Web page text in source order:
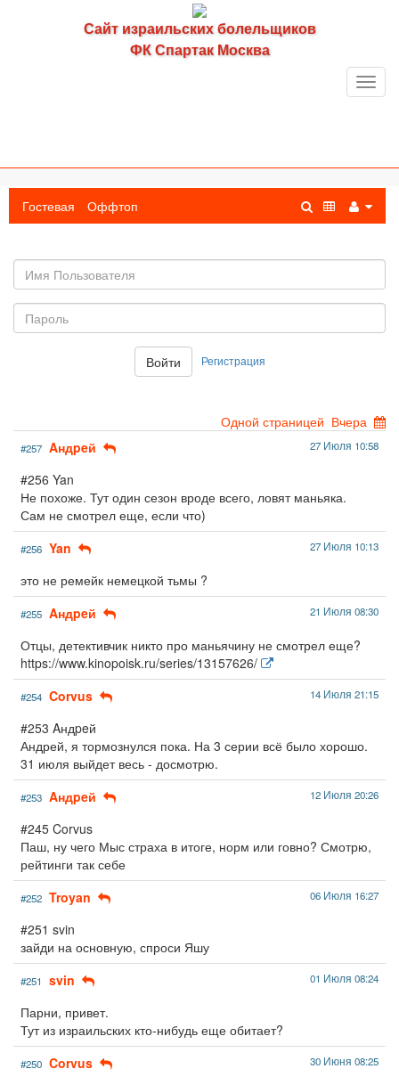
Сайт израильских болельщиков
ФК Спартак Москва
Гостевая Оффтоп
пользователя
Войти Регистрация
Одной страницей Вчера
#257 Aндpeй 27 Июля 10:58
#256 Yan
Не похоже. Тут один сезон вроде всего, ловят маньяка.
Сам не смотрел еще, если что)
#256 Yan 27 Июля 10:13
это не ремейк немецкой тьмы ?
#255 Aндpeй 21 Июля 08:30
Отцы, детективчик никто про маньячину не смотрел еще?
https://www.kinopoisk.ru/series/13157626/
#254 Corvus 14 Июля 21:15
#253 Aндpeй
Андрей, я тормознулся пока. На 3 серии всё было хорошо.
31 июля выйдет весь - досмотрю.
#253 Aндpeй 12 Июля 20:26
#245 Corvus
Паш, ну чего Мыс страха в итоге, норм или говно? Смотрю,
рейтинги так себе
#252 Troyan 06 Июля 16:27
#251 svin
зайди на основную, спроси Яшу
#251 svin 01 Июля 08:24
Парни, привет.
Тут из израильских кто-нибудь еще обитает?
#250 Corvus 30 Июня 08:25